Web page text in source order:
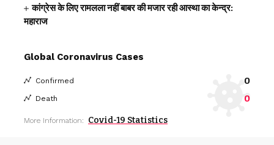
कांग्रेस के लिए रामलला नहीं बाबर की मजार रही आस्था का केन्द्र:
महाराज
Global Coronavirus Cases
Confirmed 0
Death 0
More Information: Covid-19 Statistics